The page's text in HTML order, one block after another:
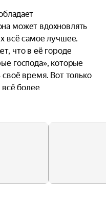
может вдохновлять
всё самое лучшее.
что в её городе
господа», которые
время. Вот только
всё более
за продуктивностью
времени и